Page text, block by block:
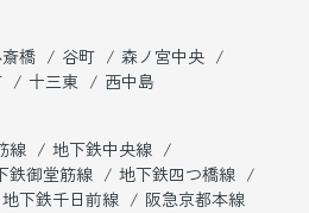
橋 谷町
森ノ宮中央
十三東
西中島
線
地下鉄中央線
鉄御堂筋線
地下鉄四つ橋線
地下鉄千日前線
阪急京都本線